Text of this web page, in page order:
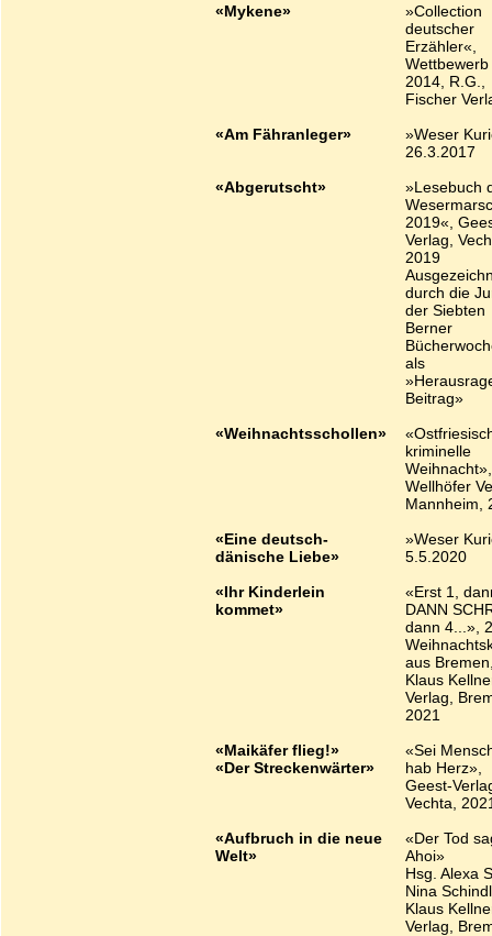
«Mykene»
»Collection
deutscher
Erzähler«,
Wettbewerb
2014, R.G.,
Fischer
«Am Fähranleger»
»Weser
26.3.2017
«Abgerutscht»
»Lesebuch
2019«,
Verlag,
2019
durch die
der Siebten
Berner
als
Beitrag»
«Weihnachtsschollen»
kriminelle
Weihnacht»,
Wellhöfer
Mannheim,
«Eine deutsch-
dänische Liebe»
»Weser
5.5.2020
«Ihr Kinderlein
kommet»
«Erst 1,
DANN
dann 4...»,
aus
Klaus
Verlag,
2021
«Maikäfer flieg!»
«Der Streckenwärter»
«Sei
hab Herz»,
Geest-
Vechta,
«Aufbruch in die neue
Welt»
«Der Tod
Ahoi»
Hsg. Alexa
Nina
Klaus
Verlag,